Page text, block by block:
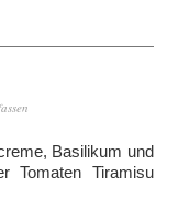
Basilikum und
Tomaten Tiramisu